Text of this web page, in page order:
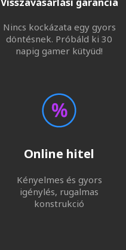
Nincs kockázata egy gyors
döntésnek. Próbáld ki 30
napig gamer kütyüd!
Online hitel
Kényelmes és gyors
igénylés, rugalmas
konstrukció